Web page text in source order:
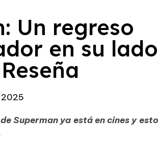
Un regreso
en su
2025
Superman ya está en cines y